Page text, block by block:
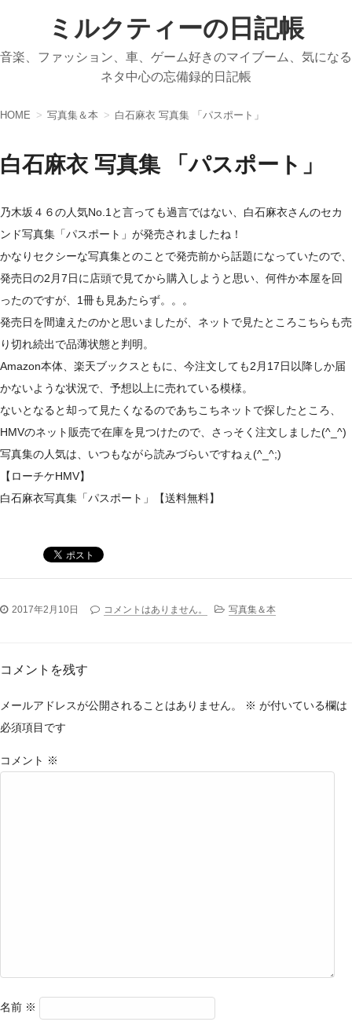
ミルクティーの日記帳
音楽、ファッション、車、ゲーム好きのマイブーム、気になる
ネタ中心の忘備録的日記帳
HOME 写真集＆本 白石麻衣 写真集 「パスポート」
白石麻衣 写真集 「パスポート」
乃木坂４６の人気No.1と言っても過言ではない、白石麻衣さんのセカ
ンド写真集「パスポート」が発売されましたね！
かなりセクシーな写真集とのことで発売前から話題になっていたので、
発売日の2月7日に店頭で見てから購入しようと思い、何件か本屋を回
ったのですが、1冊も見あたらず。。。
発売日を間違えたのかと思いましたが、ネットで見たところこちらも売
り切れ続出で品薄状態と判明。
Amazon本体、楽天ブックスともに、今注文しても2月17日以降しか届
かないような状況で、予想以上に売れている模様。
ないとなると却って見たくなるのであちこちネットで探したところ、
HMVのネット販売で在庫を見つけたので、さっそく注文しました(^_^)
写真集の人気は、いつもながら読みづらいですねぇ(^_^;)
【ローチケHMV】
白石麻衣写真集「パスポート」【送料無料】
2017年2月10日 コメントはありません。 写真集＆本
コメントを残す
メールアドレスが公開されることはありません。 ※ が付いている欄は
必須項目です
コメント ※
名前 ※